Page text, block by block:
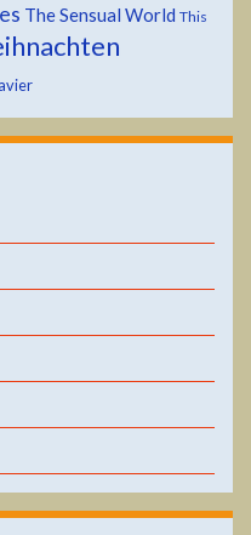
The Sensual World This